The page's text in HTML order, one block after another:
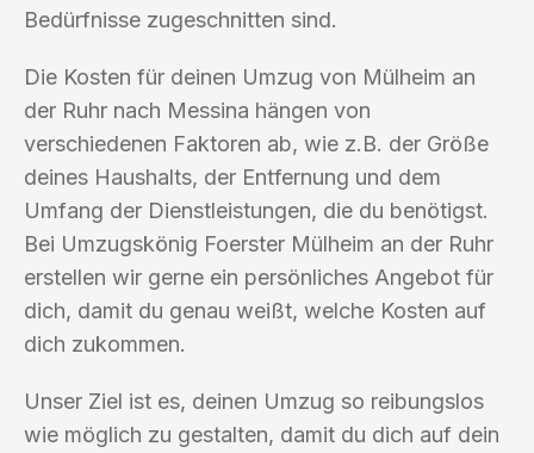
Bedürfnisse zugeschnitten sind.
Die Kosten für deinen Umzug von Mülheim an
der Ruhr nach Messina hängen von
verschiedenen Faktoren ab, wie z.B. der Größe
deines Haushalts, der Entfernung und dem
Umfang der Dienstleistungen, die du benötigst.
Bei Umzugskönig Foerster Mülheim an der Ruhr
erstellen wir gerne ein persönliches Angebot für
dich, damit du genau weißt, welche Kosten auf
dich zukommen.
Unser Ziel ist es, deinen Umzug so reibungslos
wie möglich zu gestalten, damit du dich auf dein